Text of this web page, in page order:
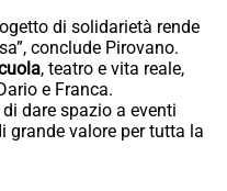
di solidarietà rende
conclude Pirovano.
, teatro e vita reale,
e Franca.
dare spazio a eventi
grande valore per tutta la